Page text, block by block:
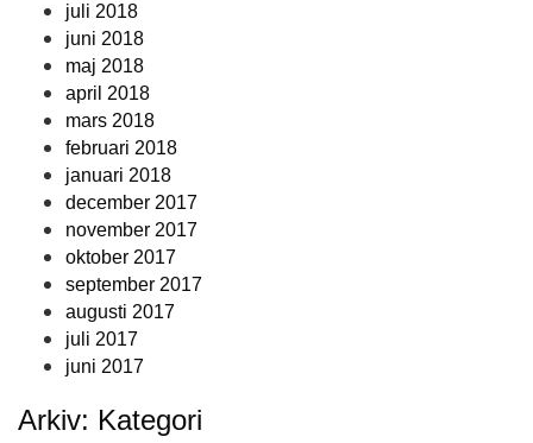
juli 2018
juni 2018
maj 2018
april 2018
mars 2018
februari 2018
januari 2018
december 2017
november 2017
oktober 2017
september 2017
augusti 2017
juli 2017
juni 2017
Arkiv: Kategori